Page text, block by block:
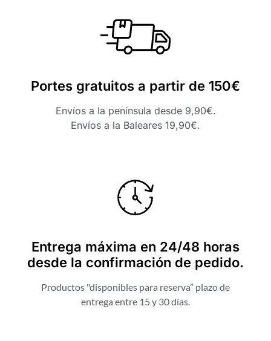
Portes gratuitos a partir de 150€
Envíos a la península desde 9,90€.
Envíos a la Baleares 19,90€.
Entrega máxima en 24/48 horas
desde la confirmación de pedido.
Productos "disponibles para reserva” plazo de
entrega entre 15 y 30 días.